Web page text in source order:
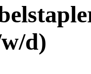
d)